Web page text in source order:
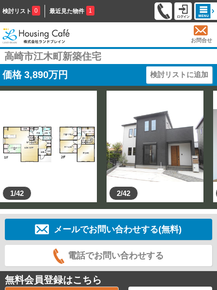
検討リスト 0 最近見た物件 1
お問合せ
高崎市江木町新築住宅
価格 3,890万円 検討リストに追加
1/42 2/42
メールでお問い合わせする(無料)
電話でお問い合わせする
無料会員登録はこちら